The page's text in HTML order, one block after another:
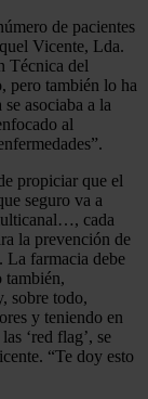
de pacientes
Vicente, Lda.
Técnica del
pero también lo ha
asociaba a la
al
propiciar que el
seguro va a
cada
la prevención de
La farmacia debe
también,
sobre todo,
y teniendo en
‘red flag’, se
“Te doy esto